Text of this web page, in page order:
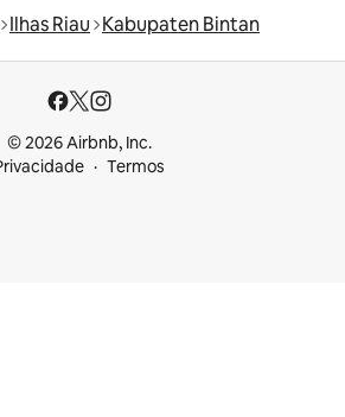
Ilhas Riau Kabupaten Bintan
© 2026 Airbnb, Inc.
Termos